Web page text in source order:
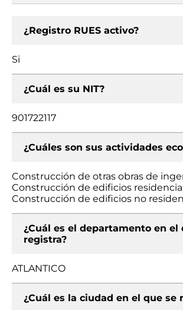
¿Registro RUES activo?
Si
¿Cuál es su NIT?
901722117
¿Cuáles son sus actividades
Construcción de otras obras de
Construcción de edificios
Construcción de edificios no
¿Cuál es el departamento en el
registra?
ATLANTICO
¿Cuál es la ciudad en el que se